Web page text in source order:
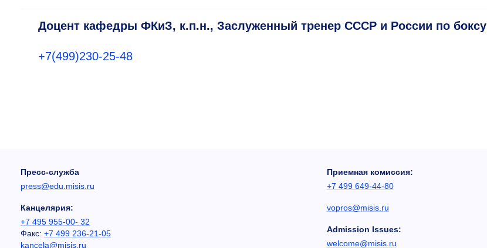
Доцент кафедры ФКиЗ, к.п.н., Заслуженный тренер СССР и России по боксу
+7(499)230-25-48
Пресс-служба
press@edu.misis.ru
Канцелярия:
+7 495 955-00- 32
Факс: +7 499 236-21-05
kancela@misis.ru
Приемная комиссия:
+7 499 649-44-80
vopros@misis.ru
Admission Issues:
welcome@misis.ru